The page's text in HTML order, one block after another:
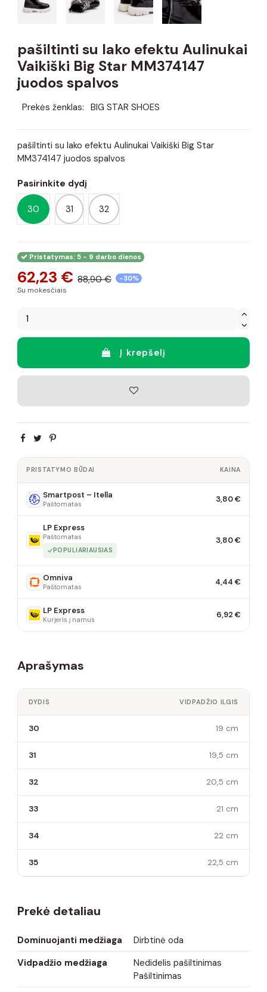
pašiltinti su lako efektu Aulinukai
Vaikiški Big Star MM374147
juodos spalvos
Prekės ženklas: BIG STAR SHOES
pašiltinti su lako efektu Aulinukai Vaikiški Big Star
MM374147 juodos spalvos
Pasirinkite dydį
30 31 32
Pristatymas: 5 - 9 darbo dienos
62,23 € 88,90 € -30%
Su mokesčiais
Į krepšelį
PRISTATYMO BŪDAI KAINA
Smartpost – Itella
Paštomatas 3,80 €
LP Express
Paštomatas
POPULIARIAUSIAS
3,80 €
Omniva
Paštomatas 4,44 €
LP Express
Kurjeris į namus 6,92 €
Aprašymas
DYDIS VIDPADŽIO ILGIS
30 19 cm
31 19,5 cm
32 20,5 cm
33 21 cm
34 22 cm
35 22,5 cm
Prekė detaliau
Dominuojanti medžiaga
Dirbtinė oda
Vidpadžio medžiaga
Nedidelis pašiltinimas
Pašiltinimas